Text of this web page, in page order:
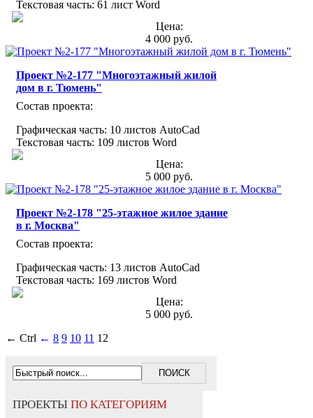
Текстовая часть: 61 лист Word
Цена:
4 000 руб.
Проект №2-177 "Многоэтажный жилой
дом в г. Тюмень"
Состав проекта:
Графическая часть: 10 листов AutoCad
Текстовая часть: 109 листов Word
Цена:
5 000 руб.
Проект №2-178 "25-этажное жилое здание
в г. Москва"
Состав проекта:
Графическая часть: 13 листов AutoCad
Текстовая часть: 169 листов Word
Цена:
5 000 руб.
← Ctrl ← 8 9 10 11 12
ПРОЕКТЫ ПО КАТЕГОРИЯМ